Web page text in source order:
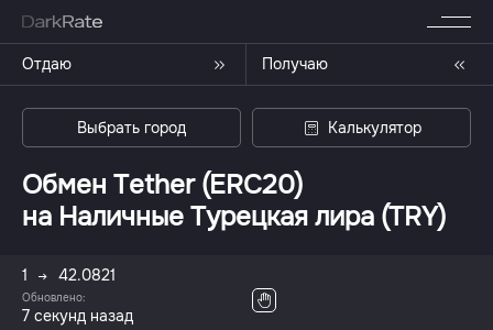
Отдаю Получаю
Выбрать город Калькулятор
Обмен Tether (ERC20)
на Наличные Турецкая лира (TRY)
1 42.0821
Обновлено:
7 секунд назад